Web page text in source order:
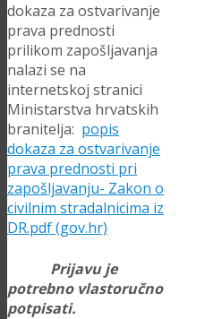
dokaza za ostvarivanje
prava prednosti
prilikom zapošljavanja
nalazi se na
internetskoj stranici
Ministarstva hrvatskih
branitelja: popis
dokaza za ostvarivanje
prava prednosti pri
zapošljavanju- Zakon o
civilnim stradalnicima iz
DR.pdf (gov.hr)
Prijavu je
potrebno vlastoručno
potpisati.